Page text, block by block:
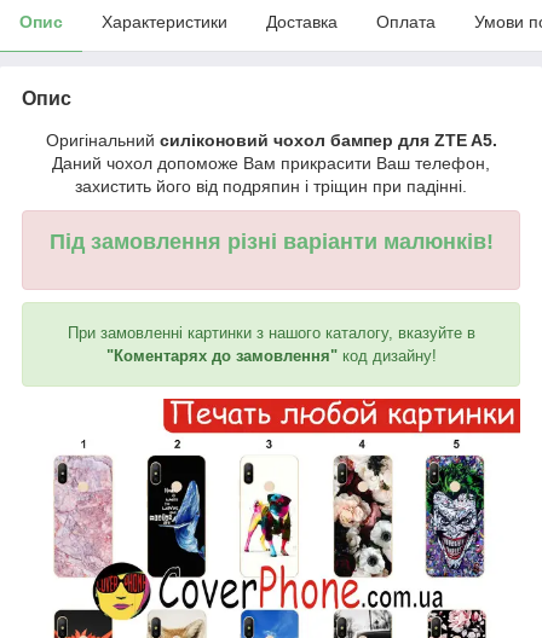
Опис Характеристики Доставка Оплата Умови
Опис
Оригінальний силіконовий чохол бампер для ZTE A5.
Даний чохол допоможе Вам прикрасити Ваш телефон,
захистить його від подряпин і тріщин при падінні.
Під замовлення різні варіанти малюнків!
При замовленні картинки з нашого каталогу, вказуйте в
"Коментарях до замовлення"код дизайну!